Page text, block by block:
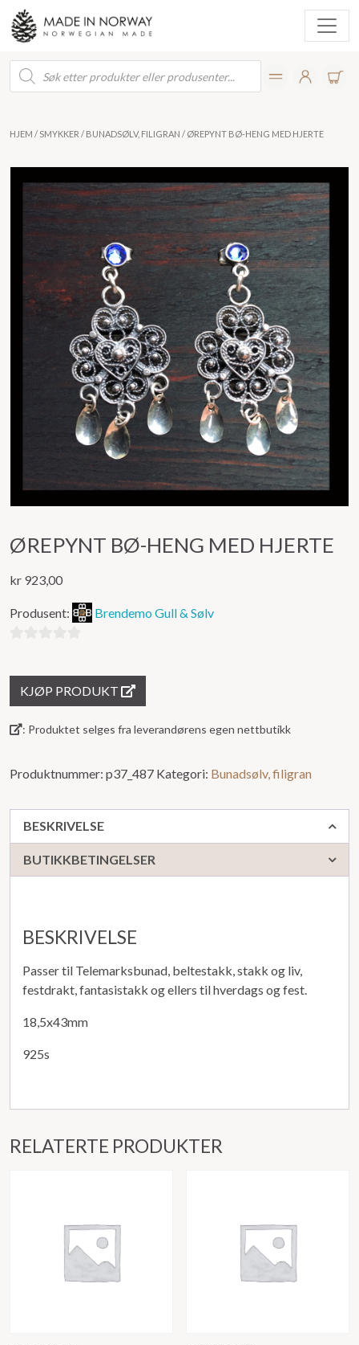
Products
search
HJEM / SMYKKER / BUNADSØLV, FILIGRAN / ØREPYNT BØ-HENG MED HJERTE
ØREPYNT BØ-HENG MED HJERTE
kr 923,00
Produsent: Brendemo Gull & Sølv
KJØP PRODUKT
: Produktet selges fra leverandørens egen nettbutikk
Produktnummer: p37_487 Kategori: Bunadsølv, filigran
BESKRIVELSE
BUTIKKBETINGELSER
BESKRIVELSE
Passer til Telemarksbunad, beltestakk, stakk og liv,
festdrakt, fantasistakk og ellers til hverdags og fest.
18,5x43mm
925s
RELATERTE PRODUKTER